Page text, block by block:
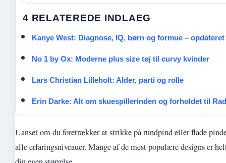
4 RELATEREDE INDLAEG
Kanye West: Diagnose, IQ, børn og formue – opdateret
No 1 by Ox: Moderne plus size tøj til curvy kvinder
Lars Christian Lilleholt: Alder, parti og rolle
Erin Darke: Alt om skuespillerinden og forholdet til
Uanset om du foretrækker at strikke på rundpind eller flade
alle erfaringsniveauer. Mange af de mest populære designs er